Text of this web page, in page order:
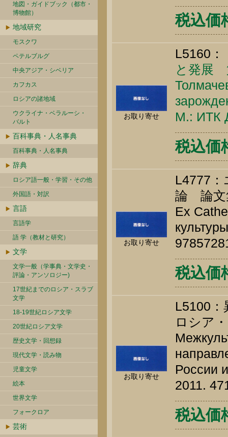
地図・ガイドブック（都市・
博物館）
地域研究
モスクワ
ペテルブルグ
中央アジア・シベリア
カフカス
ロシアの諸地域
ウクライナ・ベラルーシ・
バルト
百科事典・人名事典
百科事典・人名事典
辞典
ロシア語一般・学習・その他
外国語・対訳
言語
言語学
語 学（教材と研究）
文学
文学一般（学事典・文学史・
評論・アンソロジー)
17世紀までのロシア・スラブ
文学
18-19世紀ロシア文学
20世紀ロシア文学
歴史文学・回想録
現代文学・読み物
児童文学
絵本
世界文学
フォークロア
芸術
税込価
お取り寄せ
L5160：
と発展
М.: ИТК
税込価
お取り寄せ
L4777
論 論文
Ex
税込価
お取り寄せ
L5100
ロシア
России
2011.
税込価